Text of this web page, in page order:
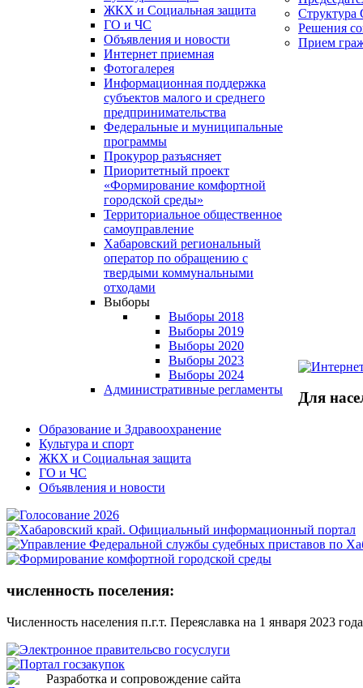
ЖКХ и Социальная защита
ГО и ЧС
Объявления и новости
Интернет приемная
Фотогалерея
Информационная поддержка
субъектов малого и среднего
предпринимательства
Федеральные и муниципальные
программы
Прокурор разъясняет
Приоритетный проект
«Формирование комфортной
городской среды»
Территориальное общественное
самоуправление
Хабаровский региональный
оператор по обращению с
твердыми коммунальными
отходами
Выборы
Выборы 2018
Выборы 2019
Выборы 2020
Выборы 2023
Выборы 2024
Административные регламенты
Структура
Решения
Прием
Для
Образование и Здравоохранение
Культура и спорт
ЖКХ и Социальная защита
ГО и ЧС
Объявления и новости
численность поселения:
Численность населения п.г.т. Переяславка на 1 января 2023
Разработка и сопровождение сайта